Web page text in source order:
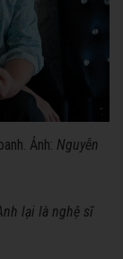
Ảnh: Nguyễn
lại là nghệ sĩ